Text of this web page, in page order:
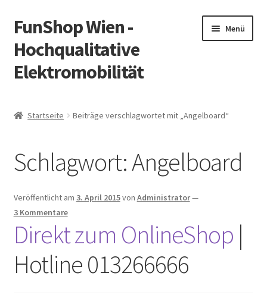
Zur
Navigation
springen
Zum
Inhalt
springen
FunShop Wien -
Hochqualitative
Elektromobilität
Menü
Vorsicht Internetbetrug
öffnen
Über FunShop
Impressum
Zum Onlineshop in der Web Version
Startseite Beiträge verschlagwortet mit „Angelboard“
Schlagwort:Angelboard
Veröffentlicht am 3. April 2015von Administrator—
3 Kommentare
Direkt zum OnlineShop |
Hotline 013266666